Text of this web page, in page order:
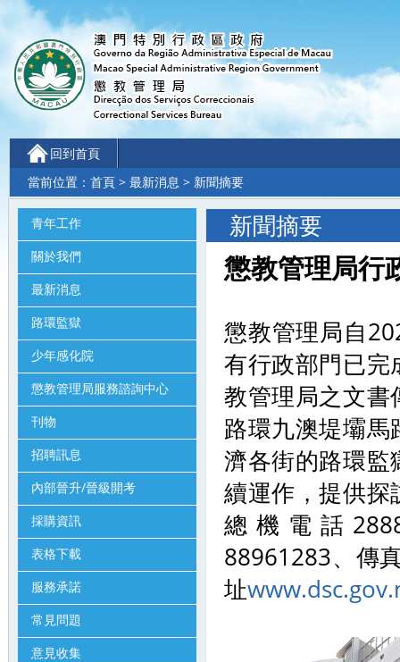
回到首頁
當前位置： 首頁 > 最新消息 > 新聞摘要
青年工作
關於我們
最新消息
路環監獄
少年感化院
懲教管理局服務諮詢中心
刊物
招聘訊息
內部晉升/晉級開考
採購資訊
表格下載
服務承諾
常見問題
意見收集
新聞摘要
懲教管理局行
懲教管理局自
有行政部門已
教管理局之文
路環九澳堤壩
濟各街的路環
續運作，提供
總機電話
88961283、傳
址